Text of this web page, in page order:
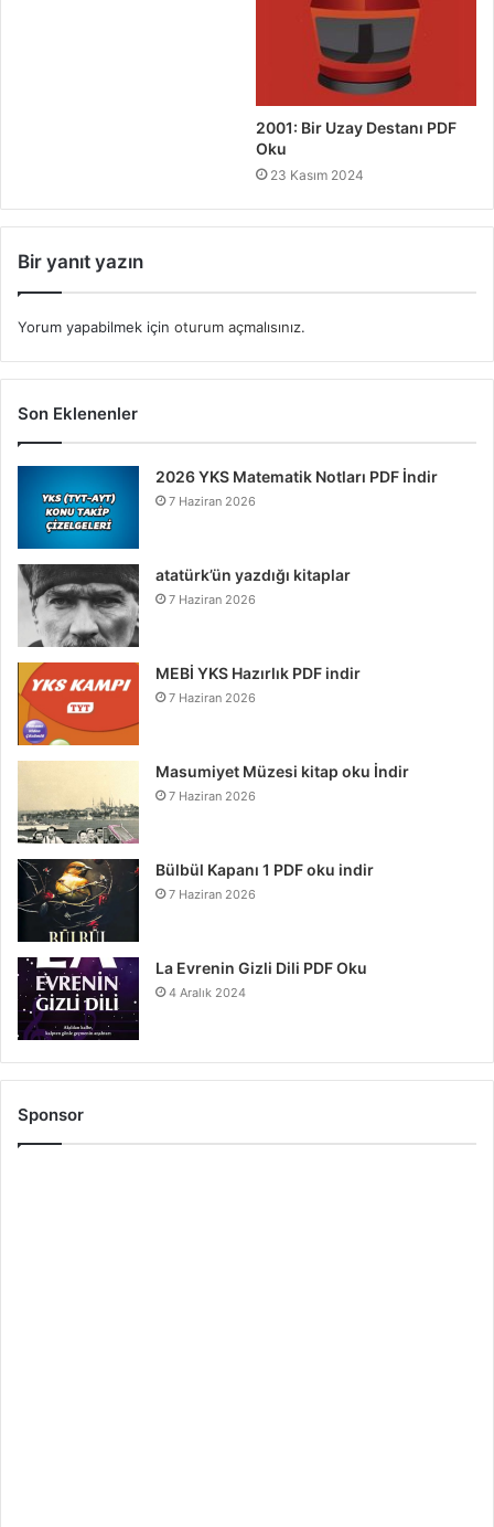
2001: Bir Uzay Destanı PDF
Oku
23 Kasım 2024
Bir yanıt yazın
Yorum yapabilmek için oturum açmalısınız.
Son Eklenenler
2026 YKS Matematik Notları PDF İndir
7 Haziran 2026
atatürk’ün yazdığı kitaplar
7 Haziran 2026
MEBİ YKS Hazırlık PDF indir
7 Haziran 2026
Masumiyet Müzesi kitap oku İndir
7 Haziran 2026
Bülbül Kapanı 1 PDF oku indir
7 Haziran 2026
La Evrenin Gizli Dili PDF Oku
4 Aralık 2024
Sponsor